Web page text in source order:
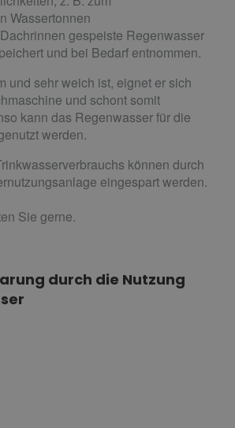
Wassertonnen
gespeiste Regenwasser
und bei Bedarf entnommen.
und sehr weich ist, eignet er sich
und schont somit
kann das Regenwasser für die
werden.
können durch
eingespart werden.
Sie gerne.
durch die Nutzung